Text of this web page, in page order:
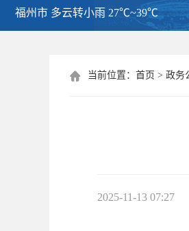
福州市 多云转小雨 27℃~39℃
 当前位置： 首页 > 政务
2025-11-13 07:27